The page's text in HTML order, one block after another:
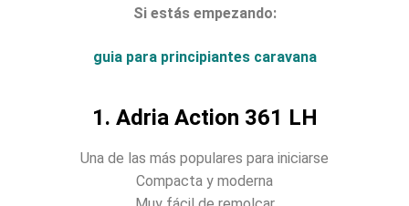
Si estás empezando:
guia para principiantes caravana
1. Adria Action 361 LH
Una de las más populares para iniciarse
Compacta y moderna